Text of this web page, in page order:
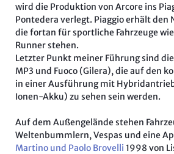
wird die Produktion von Arcore ins
Pontedera verlegt. Piaggio erhält den
die fortan für sportliche Fahrzeuge wie
Runner stehen.
Letzter Punkt meiner Führung sind
MP3 und Fuoco (Gilera), die auf den
in einer Ausführung mit
Ionen-Akku) zu sehen sein werden.
Auf dem Außengelände stehen
Weltenbummlern, Vespas und eine
Martino und Paolo Brovelli 1998 von